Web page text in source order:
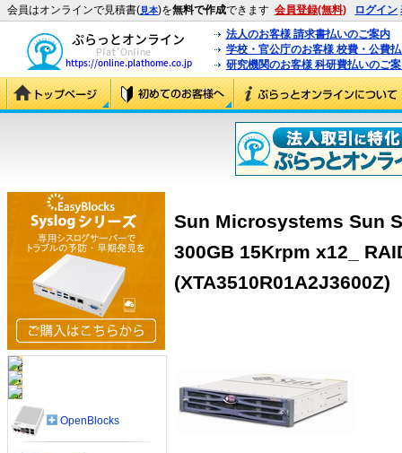
会員はオンラインで見積書(見本)を無料で作成できます 会員登録(無料) ログイン
法人のお客様 請求書払いのご案内
学校・官公庁のお客様 校費・公費
研究機関のお客様 科研費払いのご
Sun Microsystems Sun
300GB 15Krpm x12_
(XTA3510R01A2J3600Z)
OpenBlocks